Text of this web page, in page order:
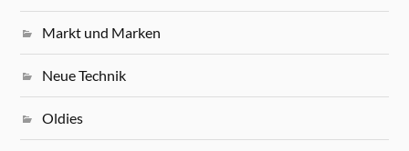
Markt und Marken
Neue Technik
Oldies